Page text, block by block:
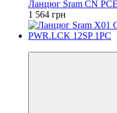
Ланцюг Sram CN
1 564 грн